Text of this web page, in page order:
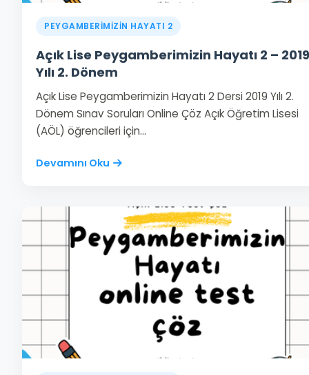
PEYGAMBERİMİZİN HAYATI 2
Açık Lise Peygamberimizin Hayatı 2 – 2019
Yılı 2. Dönem
Açık Lise Peygamberimizin Hayatı 2 Dersi 2019 Yılı 2.
Dönem Sınav Soruları Online Çöz Açık Öğretim Lisesi
(AÖL) öğrencileri için…
Devamını Oku